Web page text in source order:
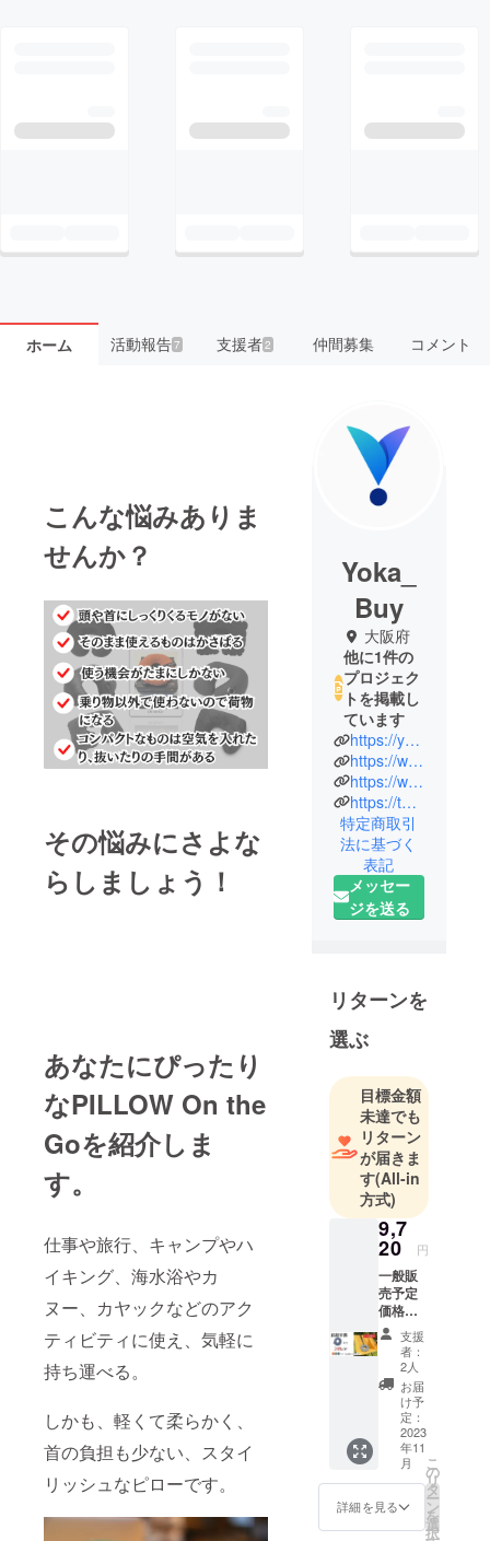
ホーム 活動報告7 支援者 2 仲間募集 コメント
こんな悩みありま
せんか？
その悩みにさよな
ら しましょう！
あなたにぴったり
なPILLOW On the
Goを紹介しま
す。
仕事や旅行、キャンプやハ
イキング、海水浴やカ
ヌー、カヤックなどのアク
ティビティに使え、気軽に
持ち運べる。
しかも、軽くて柔らかく、
首の負担も少ない、スタイ
リッシュなピローです。
Yoka_
Buy
大阪府
他に1件の
プロジェク
トを掲載し
ています
https://yoka-buy.com/
https://www.facebook.com/baltorojp
https://www.instagram.com/baltoro_japan/
https://twitter.com/yokabuy_4488
特定商取引
法に基づく
表記
メッセー
ジを送る
リターンを
選ぶ
目標金額
未達でも
リターン
が届きま
す(All-in
方式)
9,7
20 円
一般販
売予定
価格
12,800
円(税込)
24%OF
F →
9,720円
(税込)
*********
*********
*********
*********
***** [お
届け内
支援
者：
2人
お届
け予
定：
2023
年11
月
詳細を見る
こ
の
リ
タ
ー
ン
を
選
択